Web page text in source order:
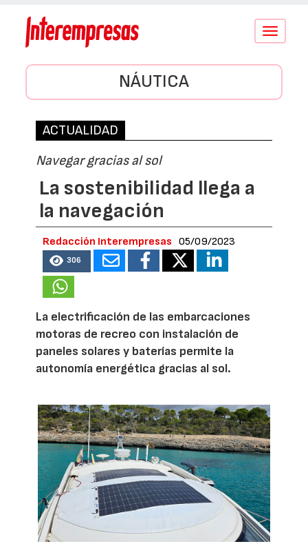
Conmutar
NÁUTICA
ACTUALIDAD
Navegar gracias al sol
La sostenibilidad llega a
la navegación
Redacción Interempresas 05/09/2023
306
La electrificación de las embarcaciones
motoras de recreo con instalación de
paneles solares y baterías permite la
autonomía energética gracias al sol.